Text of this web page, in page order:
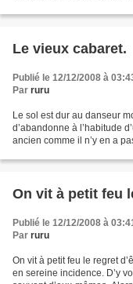
Le vieux cabaret.
Publié le 12/12/2008 à
Par ruru
Le sol est dur au danseur
d’abandonne à l’habitude
ancien comme il n’y en a
On vit à petit feu
Publié le 12/12/2008 à
Par ruru
On vit à petit feu le regret
en sereine incidence. D’y